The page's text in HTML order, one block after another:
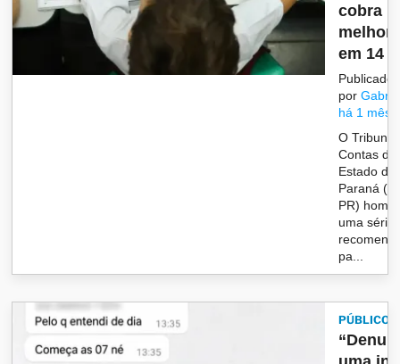
cobra
em 14
Publicado
por
há 1 mês
O
Contas do
Estado do
Paraná
PR)
uma série
pa...
PÚBLICO